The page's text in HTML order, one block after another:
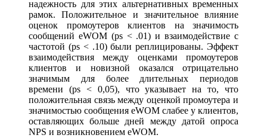
надежность для этих альтернативных временных
рамок. Положительное и значительное влияние
оценок промоутеров клиентов на значимость
сообщений eWOM (ps < .01) и взаимодействие с
частотой (ps < .10) были реплицированы. Эффект
взаимодействия между оценками промоутеров
клиентов и новизной оказался отрицательно
значимым для более длительных периодов
времени (ps < 0,05), что указывает на то, что
положительная связь между оценкой промоутера и
значимостью сообщения eWOM слабее у клиентов,
оставляющих больше дней между датой опроса
NPS и возникновением eWOM.